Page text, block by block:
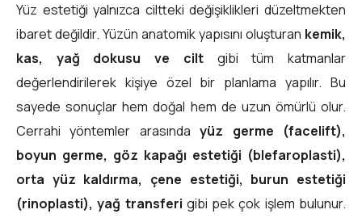
Yüz estetiği yalnızca ciltteki değişiklikleri düzeltmekten
ibaret değildir. Yüzün anatomik yapısını oluşturan kemik,
kas, yağ dokusu ve ciltgibi tüm katmanlar
değerlendirilerek kişiye özel bir planlama yapılır. Bu
sayede sonuçlar hem doğal hem de uzun ömürlü olur.
Cerrahi yöntemler arasındayüz germe (facelift),
boyun germe, göz kapağı estetiği (blefaroplasti),
orta yüz kaldırma, çene estetiği, burun estetiği
(rinoplasti), yağ transferi gibi pek çok işlem bulunur.